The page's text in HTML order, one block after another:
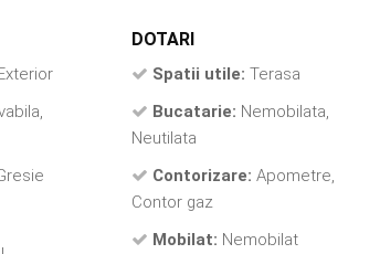
DOTARI
Spatii utile: Terasa
Bucatarie: Nemobilata,
Neutilata
Contorizare: Apometre,
Contor gaz
Mobilat: Nemobilat